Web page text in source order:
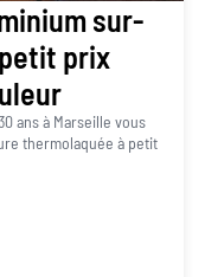
sur-
prix
ans à Marseille vous
thermolaquée à petit